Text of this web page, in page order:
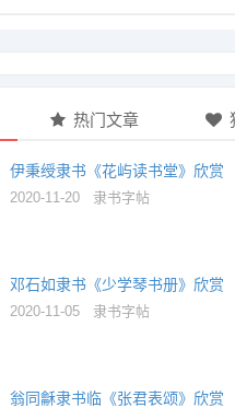
热门文章
伊秉绶隶书《花屿读书堂》欣赏
2020-11-20 隶书字帖
邓石如隶书《少学琴书册》欣赏
2020-11-05 隶书字帖
翁同龢隶书临《张君表颂》欣赏